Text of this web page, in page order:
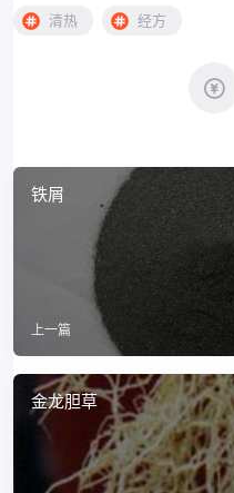
清热 经方
铁屑
上一篇
金龙胆草